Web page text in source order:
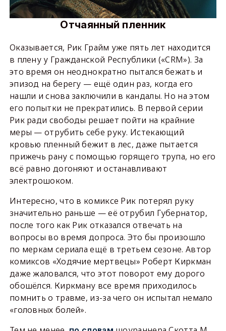
Отчаянный пленник
Оказывается, Рик Грайм уже пять лет находится
в плену у Гражданской Республики («CRM»). За
это время он неоднократно пытался бежать и
эпизод на берегу — ещё один раз, когда его
нашли и снова заключили в кандалы. Но на этом
его попытки не прекратились. В первой серии
Рик ради свободы решает пойти на крайние
меры — отрубить себе руку. Истекающий
кровью пленный бежит в лес, даже пытается
прижечь рану с помощью горящего трупа, но его
всё равно догоняют и останавливают
электрошоком.
Интересно, что в комиксе Рик потерял руку
значительно раньше — её отрубил Губернатор,
после того как Рик отказался отвечать на
вопросы во время допроса. Это бы произошло
по меркам сериала ещё в третьем сезоне. Автор
комиксов «Ходячие мертвецы» Роберт Киркман
даже жаловался, что этот поворот ему дорого
обошёлся. Киркману все время приходилось
помнить о травме, из-за чего он испытал немало
«головных болей».